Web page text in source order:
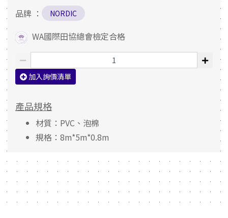
品牌 ： NORDIC
WA國際田協總會檢定合格
加入詢價清單
產品規格
材質：PVC、泡棉
規格：8m*5m*0.8m